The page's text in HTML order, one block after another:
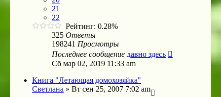
21
22
Рейтинг: 0.28%
325 Ответы
198241 Просмотры
Последнее сообщение давно здесь
Сб мар 02, 2019 11:33 am
Книга "Летающая домохозяйка"
Светлана » Вт сен 25, 2007 7:02 am